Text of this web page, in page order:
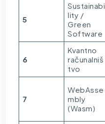
5
Sustainabi
lity /
Green
Software
6
Kvantno
računalniš
tvo
7
WebAsse
mbly
(Wasm)